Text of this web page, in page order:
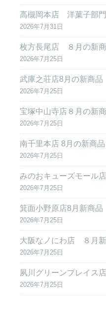
高槻岡本店 洋菓子部
2026年7月31日
枚方長尾店 ８月の新
2026年7月25日
武庫之荘店8月の新商品
2026年7月25日
宝塚中山寺店８月の新
2026年7月25日
南千里本店 8月の新商品
2026年7月25日
みのおキューズモール
2026年7月25日
箕面小野原店8月新商品
2026年7月25日
大阪なノにわ店 ８月
2026年7月25日
夙川グリーンプレイス
2026年7月25日